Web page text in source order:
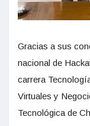
Gracias a sus
nacional de
carrera
Virtuales y
Tecnológica de